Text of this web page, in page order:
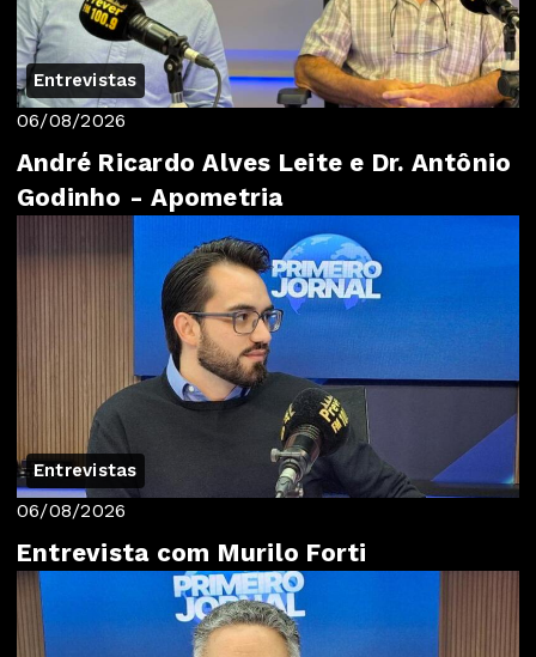
Entrevistas
06/08/2026
André Ricardo Alves Leite e Dr. Antônio
Godinho - Apometria
Entrevistas
06/08/2026
Entrevista com Murilo Forti